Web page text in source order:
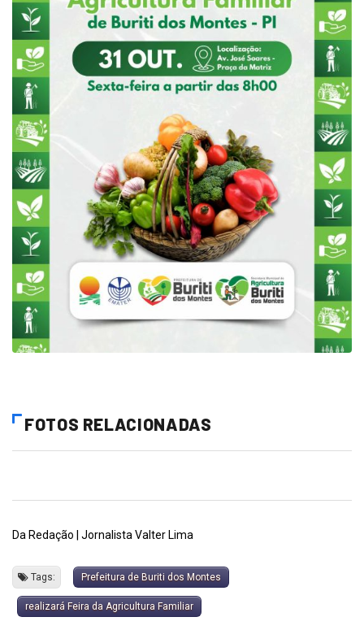
FOTOS RELACIONADAS
Da Redação | Jornalista Valter Lima
Tags: Prefeitura de Buriti dos Montes
realizará Feira da Agricultura Familiar